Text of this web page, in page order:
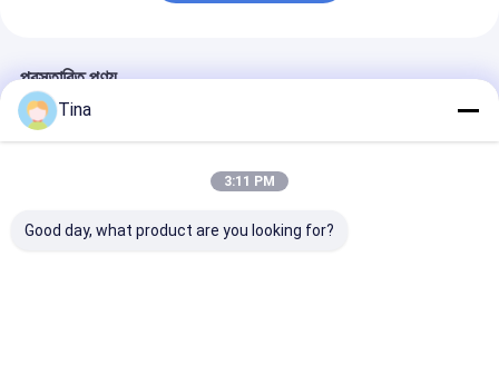
প্রস্তাবিত পণ্য
Tina
3:11 PM
Good day, what product are you looking for?